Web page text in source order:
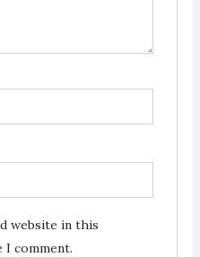
website in this
comment.